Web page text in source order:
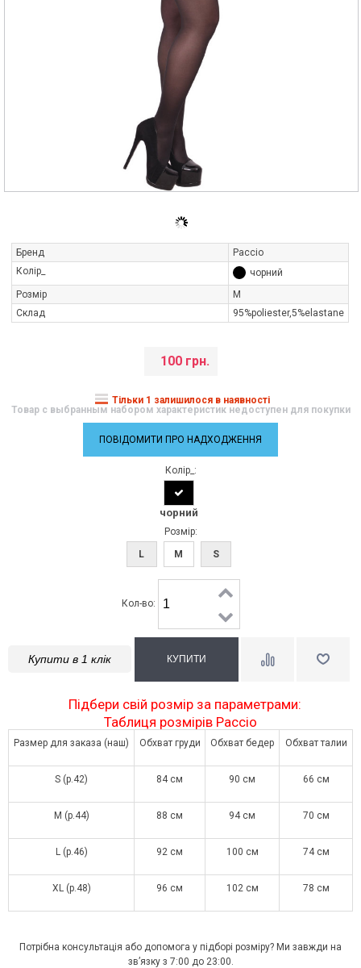
Бренд
Paccio
Колір_
чорний
Розмір
M
Склад
95%poliester,5%elastane
100 грн.
Тільки 1 залишилося в наявності
Товар с выбранным набором характеристик недоступен для покупки
ПОВІДОМИТИ ПРО НАДХОДЖЕННЯ
Колір_:
чорний
Розмір:
L
M S
Кол-во:
Купити в 1 клік
Підбери свій розмір за параметрами:
Таблиця розмірів Paccio
Размер для заказа (наш) Обхват груди Обхват бедер Обхват талии
S (р.42) 84 см 90 см 66 см
M (р.44) 88 см 94 см 70 см
L (р.46) 92 см 100 см 74 см
XL (р.48) 96 см 102 см 78 см
Потрібна консультація або допомога у підборі розміру? Ми завжди на
зв’язку з 7:00 до 23:00.